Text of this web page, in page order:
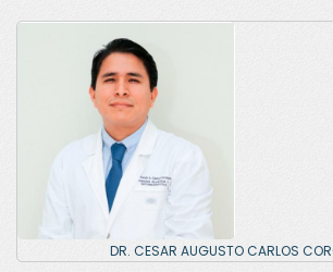
DR. CESAR AUGUSTO CARLOS